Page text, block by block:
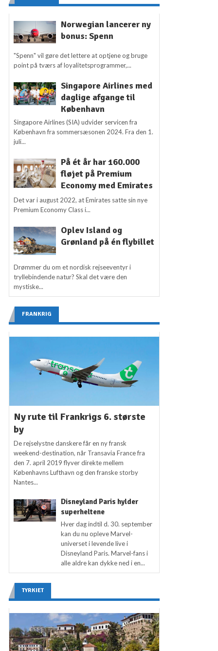
Norwegian lancerer ny
bonus: Spenn
"Spenn" vil gøre det lettere at optjene og bruge
point på tværs af loyalitetsprogrammer,...
Singapore Airlines med
daglige afgange til
København
Singapore Airlines (SIA) udvider servicen fra
København fra sommersæsonen 2024. Fra den 1.
juli...
På ét år har 160.000
fløjet på Premium
Economy med Emirates
Det var i august 2022, at Emirates satte sin nye
Premium Economy Class i...
Oplev Island og
Grønland på én flybillet
Drømmer du om et nordisk rejseeventyr i
tryllebindende natur? Skal det være den
mystiske...
FRANKRIG
Ny rute til Frankrigs 6. største
by
De rejselystne danskere får en ny fransk
weekend-destination, når Transavia France fra
den 7. april 2019 flyver direkte mellem
Københavns Lufthavn og den franske storby
Nantes...
Disneyland Paris hylder
superheltene
Hver dag indtil d. 30. september
kan du nu opleve Marvel-
universet i levende live i
Disneyland Paris. Marvel-fans i
alle aldre kan dykke ned i en...
TYRKIET